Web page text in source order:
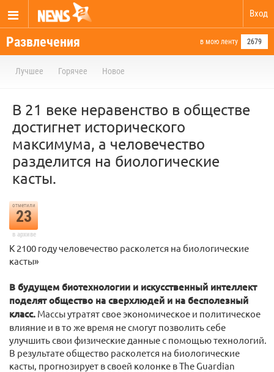
Вход
Развлечения в мою ленту 2679
Лучшее Горячее Новое
В 21 веке неравенство в обществе
достигнет исторического
максимума, а человечество
разделится на биологические
касты.
отметили
23
в архиве
К 2100 году человечество расколется на биологические
касты»
В будущем биотехнологии и искусственный интеллект
поделят общество на сверхлюдей и на бесполезный
класс. Массы утратят свое экономическое и политическое
влияние и в то же время не смогут позволить себе
улучшить свои физические данные с помощью технологий.
В результате общество расколется на биологические
касты, прогнозирует в своей колонке в The Guardian